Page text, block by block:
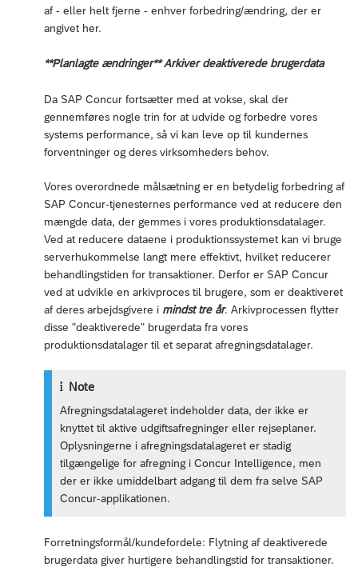
af - eller helt fjerne - enhver forbedring/ændring, der er
angivet her.
**Planlagte ændringer** Arkiver deaktiverede brugerdata
Da SAP Concur fortsætter med at vokse, skal der
gennemføres nogle trin for at udvide og forbedre vores
systems performance, så vi kan leve op til kundernes
forventninger og deres virksomheders behov.
Vores overordnede målsætning er en betydelig forbedring af
SAP Concur-tjenesternes performance ved at reducere den
mængde data, der gemmes i vores produktionsdatalager.
Ved at reducere dataene i produktionssystemet kan vi bruge
serverhukommelse langt mere effektivt, hvilket reducerer
behandlingstiden for transaktioner. Derfor er SAP Concur
ved at udvikle en arkivproces til brugere, som er deaktiveret
af deres arbejdsgivere i mindst tre år. Arkivprocessen flytter
disse "deaktiverede" brugerdata fra vores
produktionsdatalager til et separat afregningsdatalager.
Note
Afregningsdatalageret indeholder data, der ikke er
knyttet til aktive udgiftsafregninger eller rejseplaner.
Oplysningerne i afregningsdatalageret er stadig
tilgængelige for afregning i Concur Intelligence, men
der er ikke umiddelbart adgang til dem fra selve SAP
Concur-applikationen.
Forretningsformål/kundefordele: Flytning af deaktiverede
brugerdata giver hurtigere behandlingstid for transaktioner.